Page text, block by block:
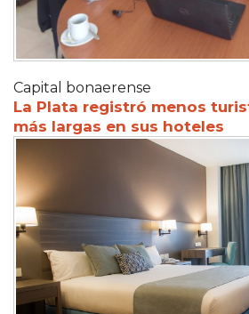
Capital bonaerense
La Plata registró menos
más largas en sus hoteles